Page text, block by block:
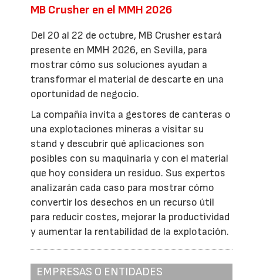
MB Crusher en el MMH 2026
Del 20 al 22 de octubre, MB Crusher estará
presente en MMH 2026, en Sevilla, para
mostrar cómo sus soluciones ayudan a
transformar el material de descarte en una
oportunidad de negocio.
La compañía invita a gestores de canteras o
una explotaciones mineras a visitar su
stand y descubrir qué aplicaciones son
posibles con su maquinaria y con el material
que hoy considera un residuo. Sus expertos
analizarán cada caso para mostrar cómo
convertir los desechos en un recurso útil
para reducir costes, mejorar la productividad
y aumentar la rentabilidad de la explotación.
EMPRESAS O ENTIDADES